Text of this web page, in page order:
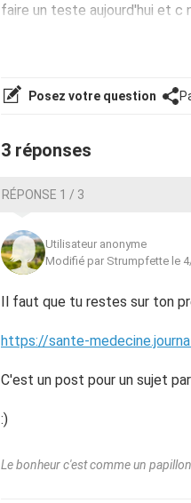
faire un teste aujourd'hui et c
me fait ressentir ses
Posez votre question
3 réponses
RÉPONSE 1 / 3
Utilisateur anonyme
Modifié par Strumpfette le
Il faut que tu restes sur ton
https://sante-
C'est un post pour un sujet
:)
Le bonheur c'est comme un